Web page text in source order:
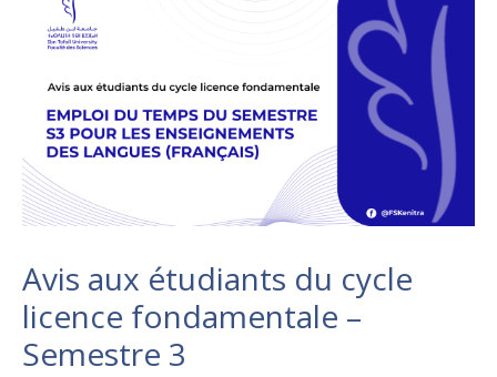
Avis aux étudiants du cycle
licence fondamentale –
Semestre 3